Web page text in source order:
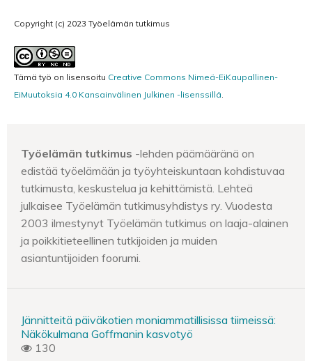
Copyright (c) 2023 Työelämän tutkimus
Tämä työ on lisensoitu Creative Commons Nimeä-EiKaupallinen-
EiMuutoksia 4.0 Kansainvälinen Julkinen -lisenssillä.
Työelämän tutkimus -lehden päämääränä on
edistää työelämään ja työyhteiskuntaan kohdistuvaa
tutkimusta, keskustelua ja kehittämistä. Lehteä
julkaisee Työelämän tutkimusyhdistys ry. Vuodesta
2003 ilmestynyt Työelämän tutkimus on laaja-alainen
ja poikkitieteellinen tutkijoiden ja muiden
asiantuntijoiden foorumi.
Jännitteitä päiväkotien moniammatillisissa tiimeissä:
Näkökulmana Goffmanin kasvotyö
130